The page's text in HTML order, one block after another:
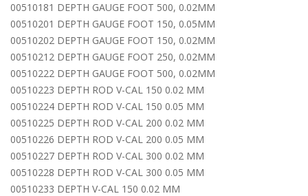
00510181 DEPTH GAUGE FOOT 500, 0.02MM
00510201 DEPTH GAUGE FOOT 150, 0.05MM
00510202 DEPTH GAUGE FOOT 150, 0.02MM
00510212 DEPTH GAUGE FOOT 250, 0.02MM
00510222 DEPTH GAUGE FOOT 500, 0.02MM
00510223 DEPTH ROD V-CAL 150 0.02 MM
00510224 DEPTH ROD V-CAL 150 0.05 MM
00510225 DEPTH ROD V-CAL 200 0.02 MM
00510226 DEPTH ROD V-CAL 200 0.05 MM
00510227 DEPTH ROD V-CAL 300 0.02 MM
00510228 DEPTH ROD V-CAL 300 0.05 MM
00510233 DEPTH V-CAL 150 0.02 MM